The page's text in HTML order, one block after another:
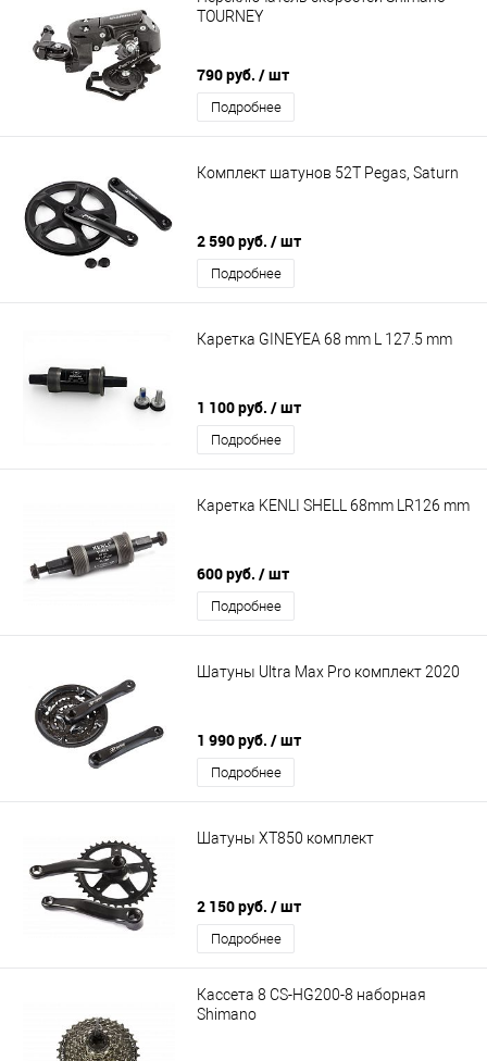
TOURNEY
790 руб. / шт
Подробнее
Комплект шатунов 52Т Pegas, Saturn
2 590 руб. / шт
Подробнее
Каретка GINEYEA 68 mm L 127.5 mm
1 100 руб. / шт
Подробнее
Каретка KENLI SHELL 68mm LR126 mm
600 руб. / шт
Подробнее
Шатуны Ultra Max Pro комплект 2020
1 990 руб. / шт
Подробнее
Шатуны XT850 комплект
2 150 руб. / шт
Подробнее
Кассета 8 CS-HG200-8 наборная
Shimano